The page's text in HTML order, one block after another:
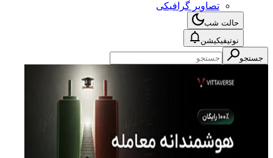
تصاویر گرافیکی
حالت شب
نوتیفیکیشن
جستجو